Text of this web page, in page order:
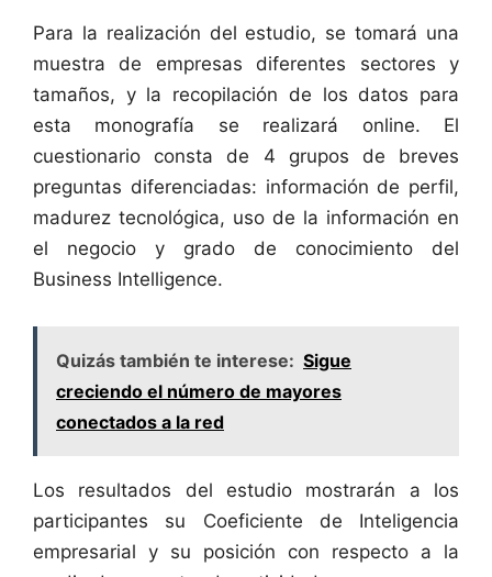
Para la realización del estudio, se tomará una
muestra de empresas diferentes sectores y
tamaños, y la recopilación de los datos para
esta monografía se realizará online. El
cuestionario consta de 4 grupos de breves
preguntas diferenciadas: información de perfil,
madurez tecnológica, uso de la información en
el negocio y grado de conocimiento del
Business Intelligence.
Quizás también te interese: Sigue
creciendo el número de mayores
conectados a la red
Los resultados del estudio mostrarán a los
participantes su Coeficiente de Inteligencia
empresarial y su posición con respecto a la